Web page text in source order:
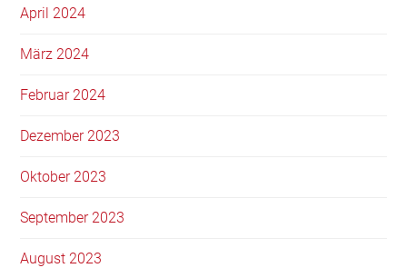
April 2024
März 2024
Februar 2024
Dezember 2023
Oktober 2023
September 2023
August 2023